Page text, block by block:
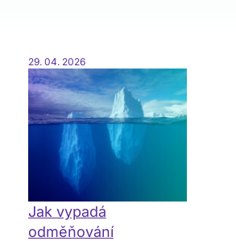
29. 04. 2026
Jak vypadá
odměňování